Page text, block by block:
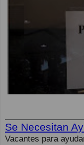
Se Necesitan
Vacantes para